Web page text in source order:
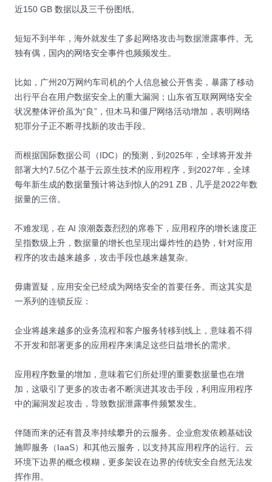
近150 GB 数据以及三千份图纸。
短短不到半年，海外就发生了多起网络攻击与数据泄露事件。无
独有偶，国内的网络安全事件也频频发生。
比如，广州20万网约车司机的个人信息被公开售卖，暴露了移动
出行平台在用户数据安全上的重大漏洞；山东省互联网网络安全
状况整体评价虽为“良”，但木马和僵尸网络活动增加，表明网络
犯罪分子正不断寻找新的攻击手段。
而根据国际数据公司（IDC）的预测，到2025年，全球将开发并
部署大约7.5亿个基于云原生技术的应用程序，到2027年，全球
每年新生成的数据量预计将达到惊人的291 ZB，几乎是2022年数
据量的三倍。
不难发现，在 AI 浪潮轰轰烈烈的席卷下，应用程序的增长速度正
呈指数级上升，数据量的增长也呈现出爆炸性的趋势，针对应用
程序的攻击越来越多，攻击手段也越来越复杂。
毋庸置疑，应用安全已经成为网络安全的首要任务。而这其实是
一系列的连锁反应：
企业将越来越多的业务流程和客户服务转移到线上，意味着不得
不开发和部署更多的应用程序来满足这些日益增长的需求。
应用程序数量的增加，意味着它们所处理的重要数据量也在增
加，这吸引了更多的攻击者不断演进其攻击手段，利用应用程序
中的漏洞发起攻击，导致数据泄露事件频繁发生。
伴随而来的还有普及率持续攀升的云服务。企业愈发依赖基础设
施即服务（IaaS）和其他云服务，以支持其应用程序的运行。云
环境下边界的概念模糊，更多架设在边界的传统安全自然无法发
挥作用。